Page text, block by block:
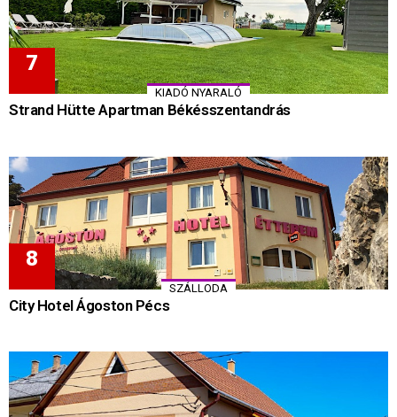
KIADÓ NYARALÓ
Strand Hütte Apartman Békésszentandrás
SZÁLLODA
City Hotel Ágoston Pécs